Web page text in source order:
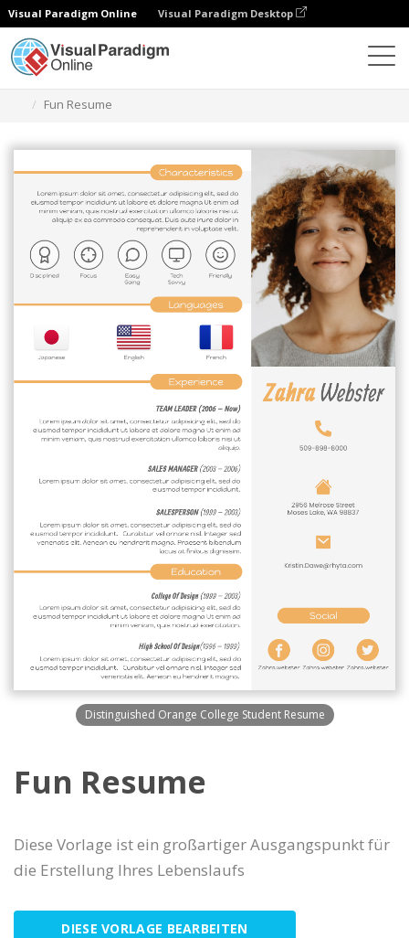
Visual Paradigm Online Visual Paradigm Desktop
Fun Resume
Distinguished Orange College Student Resume
Fun Resume
Diese Vorlage ist ein großartiger Ausgangspunkt für
die Erstellung Ihres Lebenslaufs
DIESE VORLAGE BEARBEITEN